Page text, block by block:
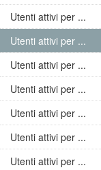
Utenti attivi per ...
Utenti attivi per ...
Utenti attivi per ...
Utenti attivi per ...
Utenti attivi per ...
Utenti attivi per ...
Utenti attivi per ...